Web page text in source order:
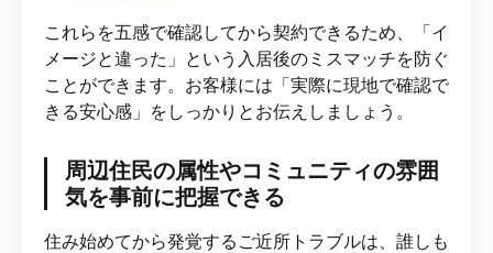
これらを五感で確認してから契約できるため、「イ
メージと違った」という入居後のミスマッチを防ぐ
ことができます。お客様には「実際に現地で確認で
きる安心感」をしっかりとお伝えしましょう。
周辺住民の属性やコミュニティの雰囲
気を事前に把握できる
住み始めてから発覚するご近所トラブルは、誰しも